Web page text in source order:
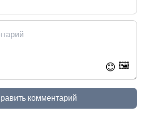
😊 🖼️
комментарий